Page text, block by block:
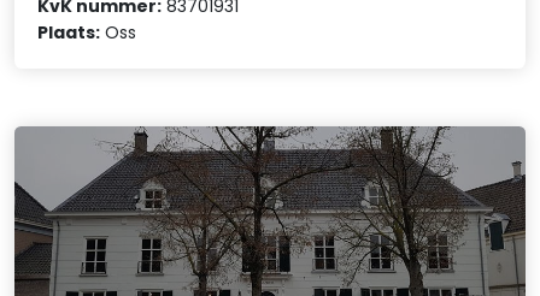
KvK nummer: 83701931
Plaats: Oss